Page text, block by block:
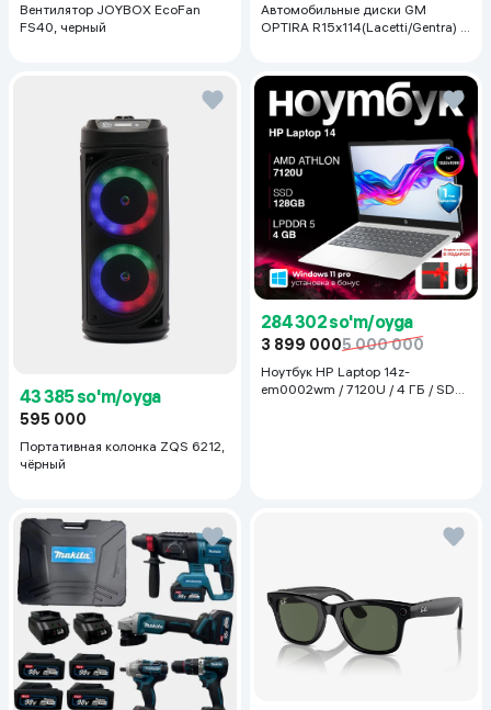
Вентилятор JOYBOX EcoFan
FS40, черный
Автомобильные диски GM
OPTIRA R15x114(Lacetti/Gentra) 1
43 385 so'm/oyga
595 000
Портативная колонка ZQS 6212,
чёрный
284 302 so'm/oyga
3 899 0005 000 000
Ноутбук HP Laptop 14z-
em0002wm / 7120U / 4 ГБ / SDD